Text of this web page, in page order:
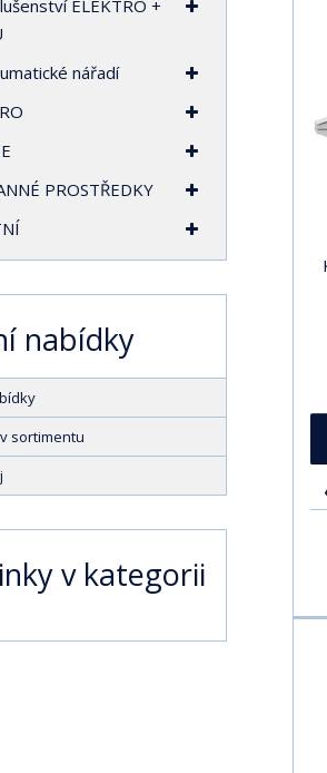
ELEKTRO +
nářadí
PROSTŘEDKY
nabídky
sortimentu
v kategorii